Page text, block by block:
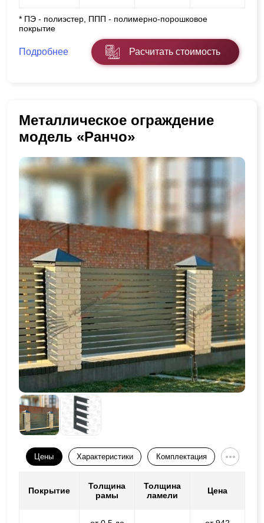
* ПЭ - полиэстер, ППП - полимерно-порошковое
покрытие
Подробнее Расчитать стоимость
Металлическое ограждение
модель «Ранчо»
Цены Характеристики Комплектация
Покрытие
Толщина
рамы
Толщина
ламели
Цена